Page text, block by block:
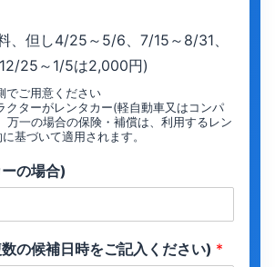
、但し4/25～5/6、7/15～8/31、
25～1/5は2,000円)
でご用意ください
クターがレンタカー(軽自動車又はコンパ
万一の場合の保険・補償は、利用するレン
基づいて適用されます。
の場合)
の候補日時をご記入ください) *